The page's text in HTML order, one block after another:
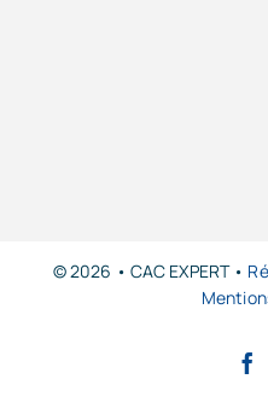
© 2026 • CAC EXPERT •